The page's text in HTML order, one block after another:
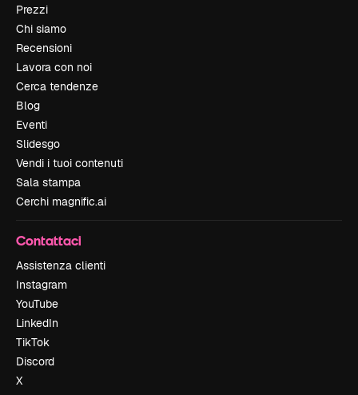
Prezzi
Chi siamo
Recensioni
Lavora con noi
Cerca tendenze
Blog
Eventi
Slidesgo
Vendi i tuoi contenuti
Sala stampa
Cerchi magnific.ai
Contattaci
Assistenza clienti
Instagram
YouTube
LinkedIn
TikTok
Discord
X